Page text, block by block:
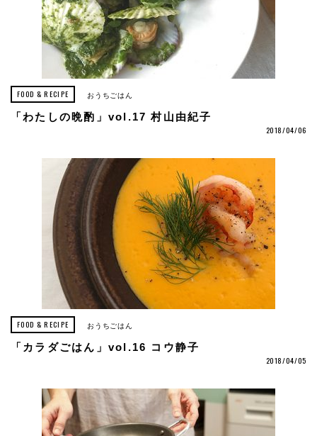
FOOD & RECIPE おうちごはん
「わたしの晩酌」vol.17 村山由紀子
2018/04/06
FOOD & RECIPE おうちごはん
「カラダごはん」vol.16 コウ静子
2018/04/05